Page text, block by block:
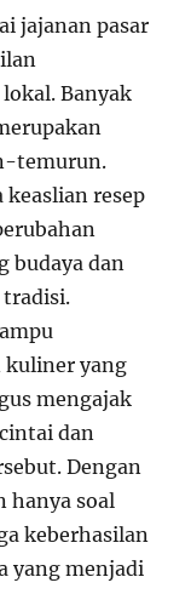
jajanan pasar
Banyak
temurun.
keaslian resep
budaya dan
tradisi.
kuliner yang
mengajak
dan
Dengan
hanya soal
keberhasilan
yang menjadi